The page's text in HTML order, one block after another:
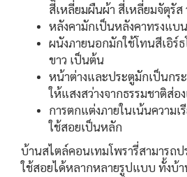
สี่เหลี่ยมผืนผ้า สี่เหลี่ยมจัตุรัส
หลังคามักเป็นหลังคาทรงแบ
ผนังภายนอกมักใช้โทนสีเอิร์
ขาว เป็นต้น
หน้าต่างและประตูมักเป็นกร
ให้แสงสว่างจากธรรมชาติส่อ
การตกแต่งภายในเน้นความเ
ใช้สอยเป็นหลัก
บ้านสไตล์คอนเทมโพรารี่สามารถ
ใช้สอยได้หลากหลายรูปแบบ ทั้งบ้